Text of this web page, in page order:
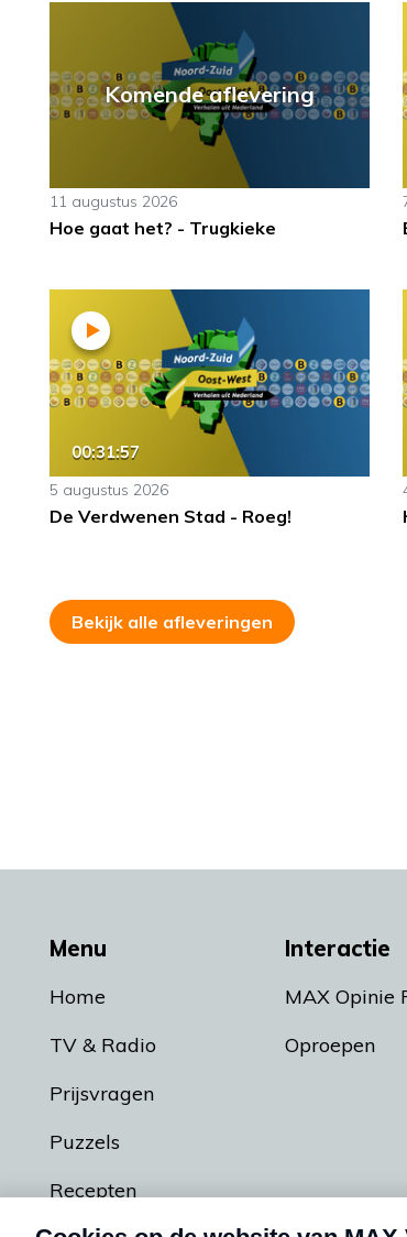
Komende aflevering
11 augustus 2026
Hoe gaat het? - Trugkieke
00:31:57
5 augustus 2026
De Verdwenen Stad - Roeg!
Bekijk alle afleveringen
Menu
Home
TV & Radio
Prijsvragen
Puzzels
Recepten
Interactie
MAX Opinie
Oproepen